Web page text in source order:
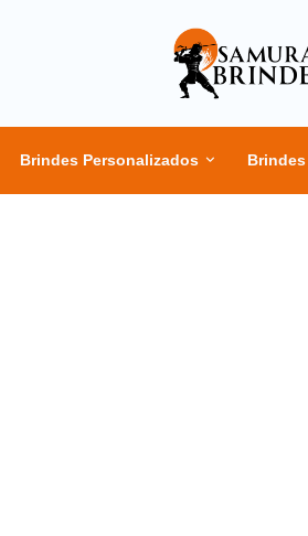
Brindes Personalizados